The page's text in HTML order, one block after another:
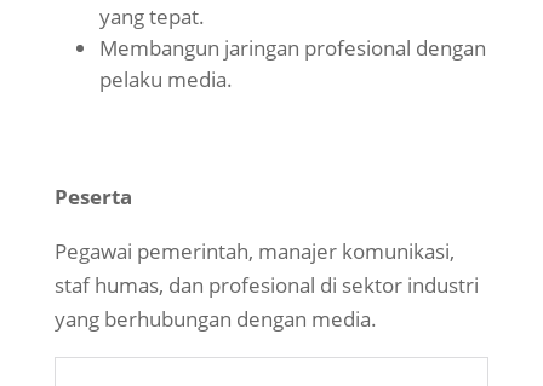
yang tepat.
Membangun jaringan profesional dengan
pelaku media.
Peserta
Pegawai pemerintah, manajer komunikasi,
staf humas, dan profesional di sektor industri
yang berhubungan dengan media.